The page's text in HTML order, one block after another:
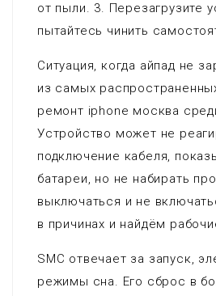
от пыли. 3. Перезагрузите
пытайтесь чинить
Ситуация, когда айпад не
из самых
ремонт iphone москва
Устройство может не
подключение кабеля,
батареи, но не набирать
выключаться и не
в причинах и найдём
SMC отвечает за запуск,
режимы сна. Его сброс в